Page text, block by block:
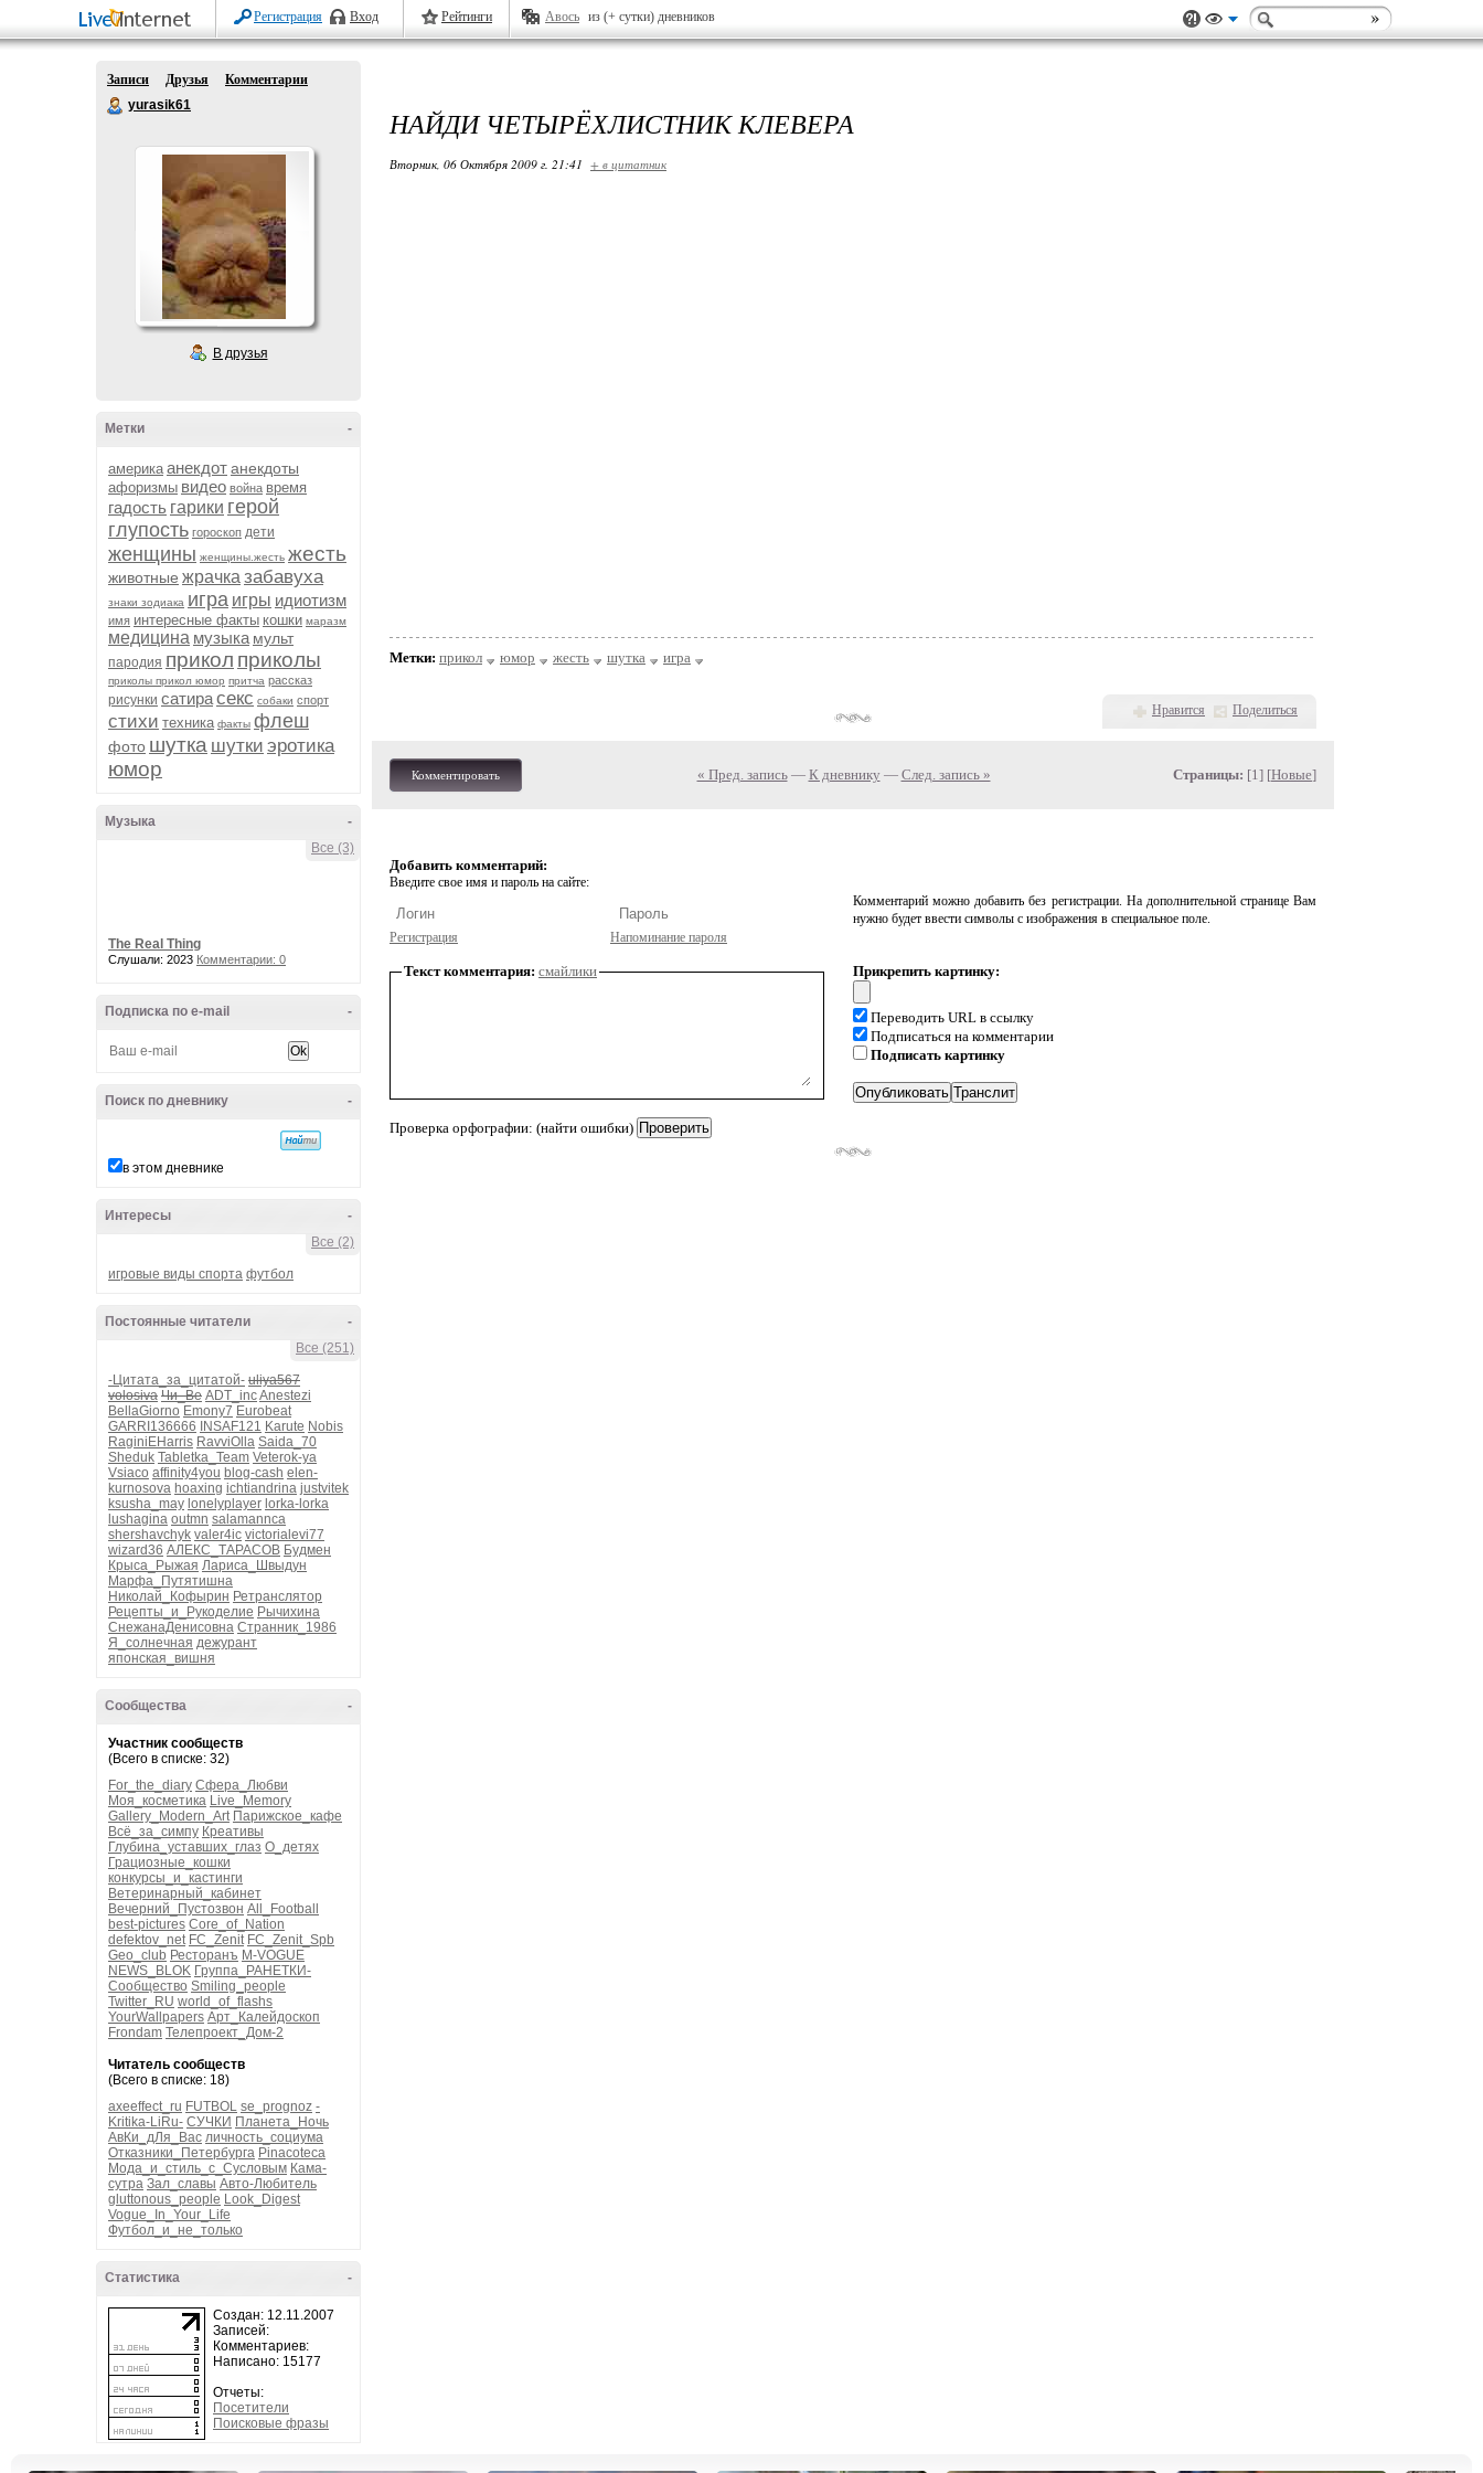
Регистрация Вход Рейтинги Авось из (+ сутки) дневников
Записи Друзья
Комментарии
yurasik61
В друзья
-
Метки
америка анекдотанекдоты
афоризмы видео война время
гадость гарики герой
глупость гороскоп дети
женщины женщины.жесть жесть
животные жрачка забавуха
знаки зодиака игра игры идиотизм
имя интересные факты кошки маразм
медицина музыка мульт
пародия прикол приколы
приколы прикол юмор притча рассказ
рисунки сатирасекс собаки спорт
стихи техника факты флеш
фото шутка шутки эротика
юмор
-
Музыка
Все (3)
The Real Thing
Слушали: 2023 Комментарии: 0
-
Подписка по e-mail
-
Поиск по дневнику
в этом дневнике
-
Интересы
Все (2)
игровые виды спорта футбол
-
Постоянные читатели
Все (251)
-Цитата_за_цитатой- uliya567
volosiva Чи_Ве ADT_incAnestezi
BellaGiorno Emony7 Eurobeat
GARRI136666
INSAF121 Karute Nobis
RaginiEHarris RavviOlla Saida_70
Sheduk Tabletka_Team Veterok-ya
Vsiaco affinity4you blog-cash elen-
kurnosova hoaxing ichtiandrina justvitek
ksusha_may lonelyplayer lorka-lorka
lushagina outmn salamannca
shershavchyk valer4ic victorialevi77
wizard36 АЛЕКС_ТАРАСОВ Будмен
Крыса_Рыжая Лариса_Швыдун
Марфа_Путятишна
Николай_Кофырин Ретранслятор
Рецепты_и_Рукоделие Рычихина
СнежанаДенисовна Странник_1986
Я_солнечная дежурант
японская_вишня
-
Сообщества
Участник сообществ
(Всего в списке: 32)
For_the_diary Сфера_Любви
Моя_косметика Live_Memory
Gallery_Modern_Art Парижское_кафе
Всё_за_симпу Креативы
Глубина_уставших_глаз О_детях
Грациозные_кошки
конкурсы_и_кастинги
Ветеринарный_кабинет
Вечерний_Пустозвон All_Football
best-pictures Core_of_Nation
defektov_net FC_Zenit FC_Zenit_Spb
Geo_club Ресторанъ M-VOGUE
NEWS_BLOK Группа_РАНЕТКИ-
Сообщество Smiling_people
Twitter_RU world_of_flashs
YourWallpapers Арт_Калейдоскоп
Frondam Телепроект_Дом-2
Читатель сообществ
(Всего в списке: 18)
axeeffect_ru FUTBOL se_prognoz -
Kritika-LiRu- СУЧКИ Планета_Ночь
АвКи_дЛя_Вас личность_социума
Отказники_Петербурга Pinacoteca
Мода_и_стиль_с_Сусловым Кама-
сутра Зал_славы Авто-Любитель
gluttonous_people Look_Digest
Vogue_In_Your_Life
Футбол_и_не_только
-
Статистика
Создан: 12.11.2007
Записей:
Комментариев:
Написано: 15177
Отчеты:
Посетители
Поисковые фразы
НАЙДИ ЧЕТЫРЁХЛИСТНИК КЛЕВЕРА
Вторник, 06 Октября 2009 г. 21:41 + в цитатник
Метки: прикол юмор жесть шутка игра
Нравится Поделиться
Комментировать « Пред. запись— К дневнику — След. запись » Страницы: [1] [Новые]
Добавить комментарий:
Введите свое имя и пароль на сайте:
Регистрация Напоминание пароля
Комментарий можно добавить без регистрации. На дополнительной странице Вам
нужно будет ввести символы с изображения в специальное поле.
Текст комментария: смайлики
Проверка орфографии: (найти ошибки)
Прикрепить картинку:
Переводить URL в ссылку
Подписаться на комментарии
Подписать картинку